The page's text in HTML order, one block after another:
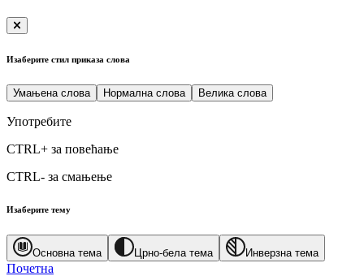
Изаберите стил приказа слова
Умањена слова Нормална слова Велика слова
Употребите
CTRL+ за повећање
CTRL- за смањење
Изаберите тему
Основна тема Црно-бела тема Инверзна тема
Почетна